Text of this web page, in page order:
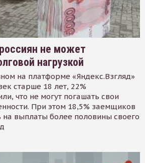
не может
нагрузкой
на платформе «Яндекс.Взгляд»
старше 18 лет, 22%
что не могут погашать свои
При этом 18,5% заемщиков
выплаты более половины своего